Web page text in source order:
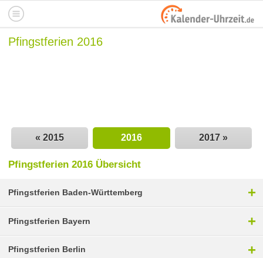
Pfingstferien 2016
« 2015 2016 2017 »
Pfingstferien 2016 Übersicht
Pfingstferien Baden-Württemberg +
Pfingstferien Bayern +
Pfingstferien Berlin +